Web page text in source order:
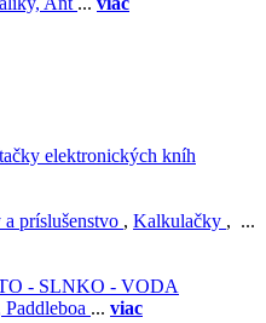
elektronických kníh
a príslušenstvo , Kalkulačky , ...
- SLNKO - VODA
Paddleboa ... viac